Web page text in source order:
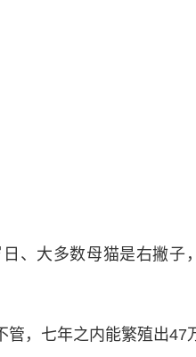
、大多数母猫是右撇子
管，七年之内能繁殖出47